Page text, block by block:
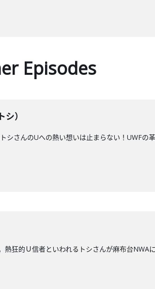
Episodes
）
さんのUへの熱い想いは止まらない！UWFの
狂的Ｕ信者といわれるトシさんが麻布台NWA